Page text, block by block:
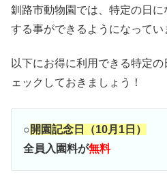
釧路市動物園では、特定の日
する事ができるようになってい
以下にお得に利用できる特定
ェックしておきましょう！
○開園記念日（10月1日）
全員入園料が無料